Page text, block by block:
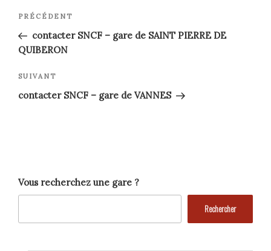
Navigation
de
l’article
Article
précédent
PRÉCÉDENT
contacter SNCF – gare de SAINT PIERRE DE
QUIBERON
Article
suivant
SUIVANT
contacter SNCF – gare de VANNES
Vous recherchez une gare ?
Rechercher